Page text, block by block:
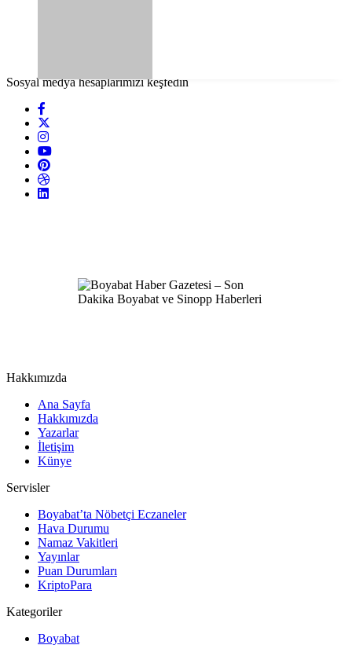
Sosyal medya hesaplarımızı keşfedin
Hakkımızda
Ana Sayfa
Hakkımızda
Yazarlar
İletişim
Künye
Servisler
Boyabat’ta Nöbetçi Eczaneler
Hava Durumu
Namaz Vakitleri
Yayınlar
Puan Durumları
KriptoPara
Kategoriler
Boyabat